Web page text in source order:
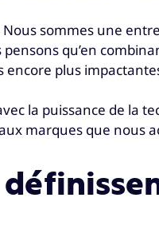
sommes une
qu’en
encore plus
la puissance de la
marques que nous